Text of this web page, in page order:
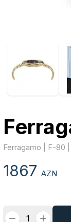
Ferragamo | F-80 |
1867AZN